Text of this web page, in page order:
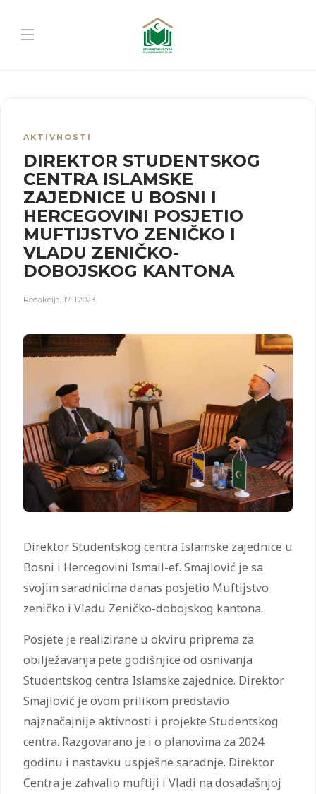
AKTIVNOSTI
DIREKTOR STUDENTSKOG
CENTRA ISLAMSKE
ZAJEDNICE U BOSNI I
HERCEGOVINI POSJETIO
MUFTIJSTVO ZENIČKO I
VLADU ZENIČKO-
DOBOJSKOG KANTONA
Redakcija, 17.11.2023.
Direktor Studentskog centra Islamske zajednice u
Bosni i Hercegovini Ismail-ef. Smajlović je sa
svojim saradnicima danas posjetio Muftijstvo
zeničko i Vladu Zeničko-dobojskog kantona.
Posjete je realizirane u okviru priprema za
obilježavanja pete godišnjice od osnivanja
Studentskog centra Islamske zajednice. Direktor
Smajlović je ovom prilikom predstavio
najznačajnije aktivnosti i projekte Studentskog
centra. Razgovarano je i o planovima za 2024.
godinu i nastavku uspješne saradnje. Direktor
Centra je zahvalio muftiji i Vladi na dosadašnjoj